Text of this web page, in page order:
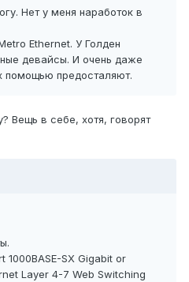
Нет у меня наработок в
Ethernet. У Голден
девайсы. И очень даже
помощью предосталяют.
Вещь в себе, хотя, говорят
1000BASE-SX Gigabit or
Layer 4-7 Web Switching